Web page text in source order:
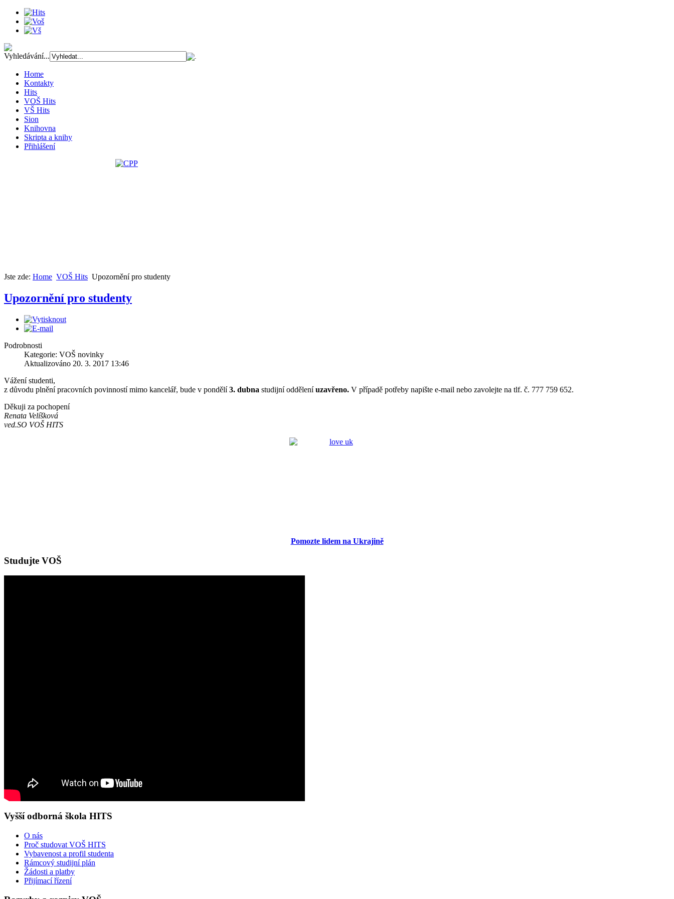
Vyhledávání...
Home
Kontakty
Hits
VOŠ Hits
VŠ Hits
Sion
Knihovna
Skripta a knihy
Přihlášení
Jste zde: Home VOŠ Hits Upozornění pro studenty
Upozornění pro studenty
Podrobnosti
Kategorie: VOŠ novinky
Aktualizováno 20. 3. 2017 13:46
Vážení studenti,
z důvodu plnění pracovních povinností mimo kancelář, bude v pondělí3. dubna studijní odděleníuzavřeno. V případě potřeby napište e-mail nebo zavolejte na tlf. č. 777 759 652.
Děkuji za pochopení
Renata Velíšková
ved.SO VOŠ HITS
Pomozte lidem na Ukrajině
Studujte VOŠ
Vyšší odborná škola HITS
O nás
Proč studovat VOŠ HITS
Vybavenost a profil studenta
Rámcový studijní plán
Žádosti a platby
Přijímací řízení